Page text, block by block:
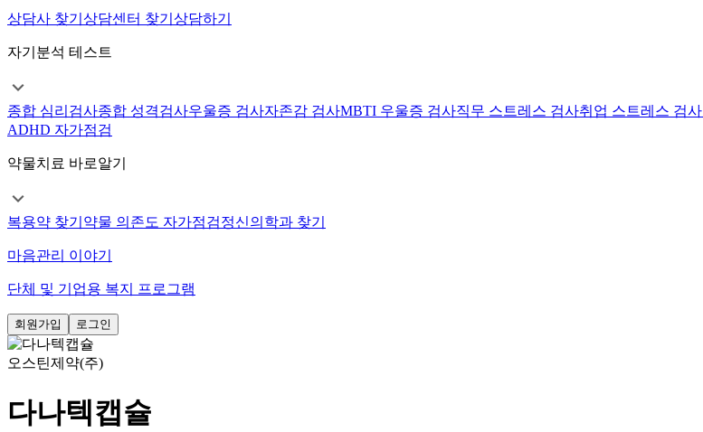
상담사 찾기 상담센터 찾기 상담하기
자기분석 테스트
종합 심리검사종합 성격검사우울증 검사자존감 검사MBTI 우울증 검사직무 스트레스 검사취업 스트레스 검사
ADHD 자가점검
약물치료 바로알기
복용약 찾기 약물 의존도 자가점검정신의학과 찾기
마음관리 이야기
단체 및 기업용 복지 프로그램
회원가입 로그인
오스틴제약(주)
다나텍캡슐